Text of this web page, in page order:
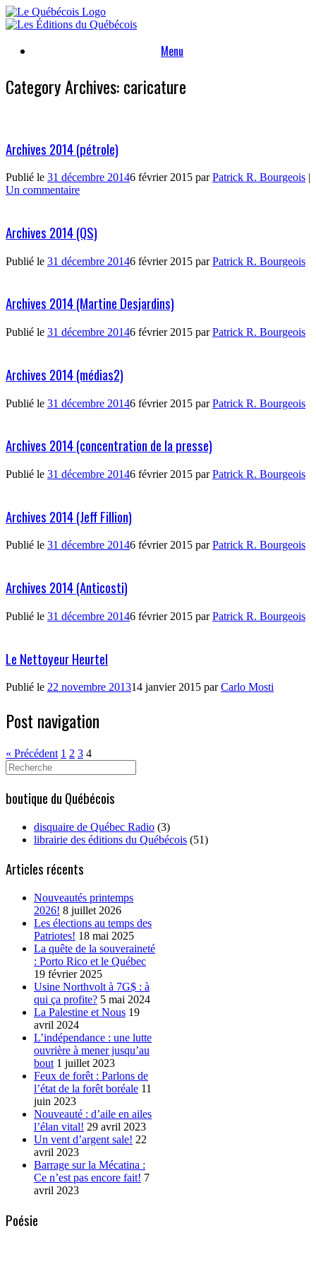
Skip
to
Menu
Category Archives:caricature
Archives 2014 (pétrole)
Publié le 31 décembre 20146 février 2015 parPatrick R. Bourgeois |
Un commentaire
Archives 2014 (QS)
Publié le 31 décembre 20146 février 2015 parPatrick R. Bourgeois
Archives 2014 (Martine Desjardins)
Publié le 31 décembre 20146 février 2015 parPatrick R. Bourgeois
Archives 2014 (médias2)
Publié le 31 décembre 20146 février 2015 parPatrick R. Bourgeois
Archives 2014 (concentration de la presse)
Publié le 31 décembre 20146 février 2015 parPatrick R. Bourgeois
Archives 2014 (Jeff Fillion)
Publié le 31 décembre 20146 février 2015 parPatrick R. Bourgeois
Archives 2014 (Anticosti)
Publié le 31 décembre 20146 février 2015 parPatrick R. Bourgeois
Le Nettoyeur Heurtel
Publié le 22 novembre 201314 janvier 2015 parCarlo Mosti
Post navigation
« Précédent 1 2 3 4
Search
for:
boutique du Québécois
disquaire de Québec Radio (3)
librairie des éditions du Québécois (51)
Articles récents
Nouveautés printemps
2026! 8 juillet 2026
Les élections au temps des
Patriotes! 18 mai 2025
La quête de la souveraineté
: Porto Rico et le Québec
19 février 2025
Usine Northvolt à 7G$ : à
qui ça profite? 5 mai 2024
La Palestine et Nous 19
avril 2024
L’indépendance : une lutte
ouvrière à mener jusqu’au
bout 1 juillet 2023
Feux de forêt : Parlons de
l’état de la forêt boréale 11
juin 2023
Nouveauté : d’aile en ailes
l’élan vital! 29 avril 2023
Un vent d’argent sale! 22
avril 2023
Barrage sur la Mécatina :
Ce n’est pas encore fait! 7
avril 2023
Poésie